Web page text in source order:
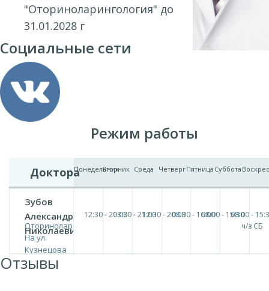
"Оториноларингология" до
31.01.2028 г
Социальные сети
Режим работы
ДоктораПонедельник
Вторник Среда ЧетвергПятница Суббота
Зубов
Александр
Николаевич
Оториноларингология
На ул.
Кузнецова
12:30 - 20:0013:30 - 21:0012:30 - 20:0008:30 - 16:0008:00 - 15:30
08:00 -
ч/з СБ
Отзывы